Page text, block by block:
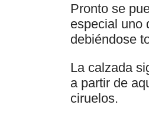
Pronto se
especial uno
debiéndose
La calzada
a partir de
ciruelos.